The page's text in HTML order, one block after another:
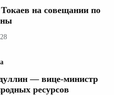
на совещании по
— вице-министр
ресурсов